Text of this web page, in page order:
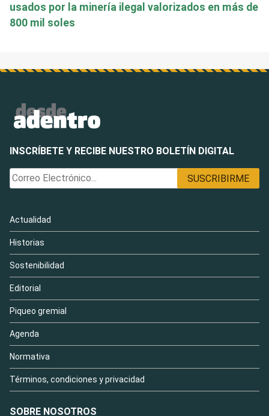
usados por la minería ilegal valorizados en más de
800 mil soles
INSCRÍBETE Y RECIBE NUESTRO BOLETÍN DIGITAL
Actualidad
Historias
Sostenibilidad
Editorial
Piqueo gremial
Agenda
Normativa
Términos, condiciones y privacidad
SOBRE NOSOTROS